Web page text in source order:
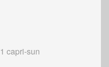
capri-sun